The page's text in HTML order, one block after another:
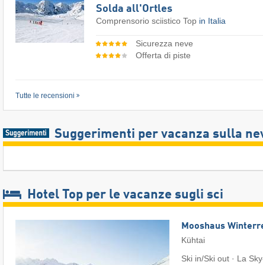
Solda all'Ortles
Comprensorio sciistico Top in Italia
Sicurezza neve
Offerta di piste
Tutte le recensioni
Suggerimenti per vacanza sulla
Hotel Top per le vacanze sugli sci
Mooshaus
Kühtai
Ski in/Ski out · La